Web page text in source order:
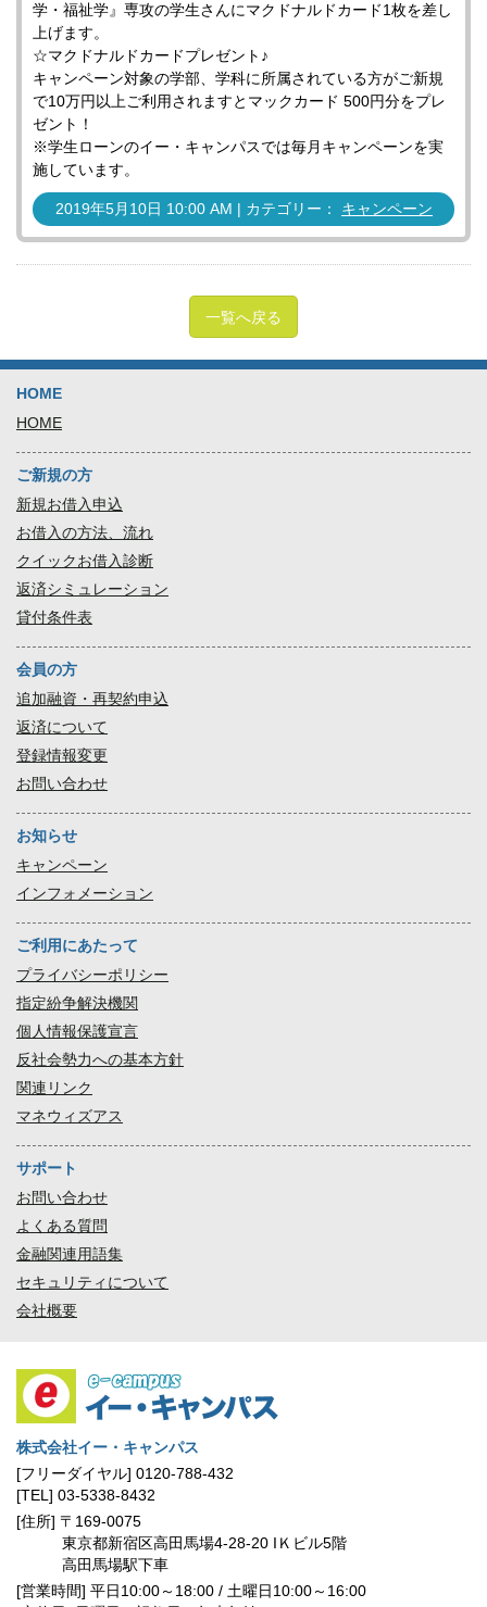
学・福祉学』専攻の学生さんにマクドナルドカード1枚を差し
上げます。
☆マクドナルドカードプレゼント♪
キャンペーン対象の学部、学科に所属されている方がご新規
で10万円以上ご利用されますとマックカード 500円分をプレ
ゼント！
※学生ローンのイー・キャンパスでは毎月キャンペーンを実
施しています。
2019年5月10日 10:00 AM | カテゴリー： キャンペーン
一覧へ戻る
HOME
HOME
ご新規の方
新規お借入申込
お借入の方法、流れ
クイックお借入診断
返済シミュレーション
貸付条件表
会員の方
追加融資・再契約申込
返済について
登録情報変更
お問い合わせ
お知らせ
キャンペーン
インフォメーション
ご利用にあたって
プライバシーポリシー
指定紛争解決機関
個人情報保護宣言
反社会勢力への基本方針
関連リンク
マネウィズアス
サポート
お問い合わせ
よくある質問
金融関連用語集
セキュリティについて
会社概要
株式会社イー・キャンパス
[フリーダイヤル] 0120-788-432
[TEL] 03-5338-8432
[住所] 〒169-0075
東京都新宿区高田馬場4-28-20 IＫビル5階
高田馬場駅下車
[営業時間] 平日10:00～18:00 / 土曜日10:00～16:00